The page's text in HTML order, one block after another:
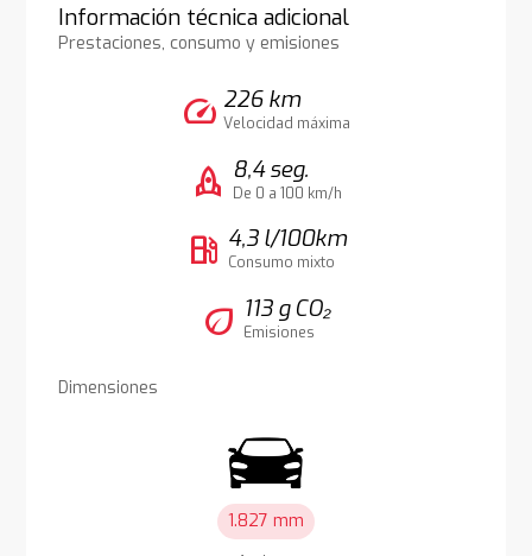
Información técnica adicional
Prestaciones, consumo y emisiones
speed 226 km
Velocidad máxima
rocket 8,4 seg.
De 0 a 100 km/h
local_gas_station 4,3 l/100km
Consumo mixto
eco 113 g CO₂
Emisiones
Dimensiones
1.827 mm